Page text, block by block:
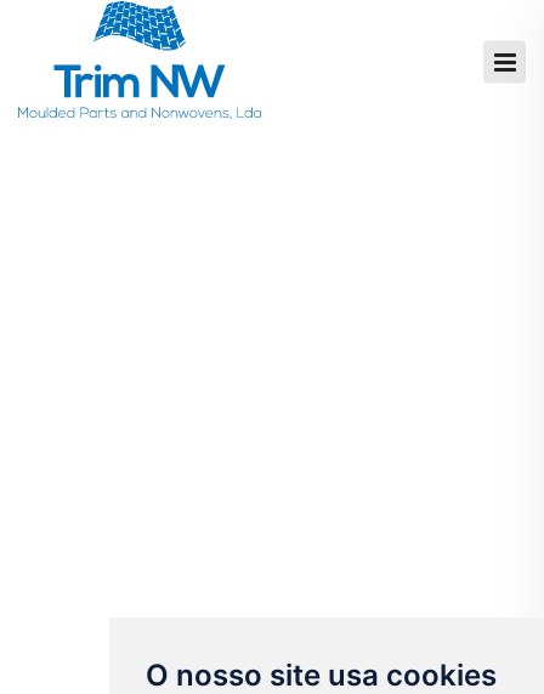
O nosso site usa cookies